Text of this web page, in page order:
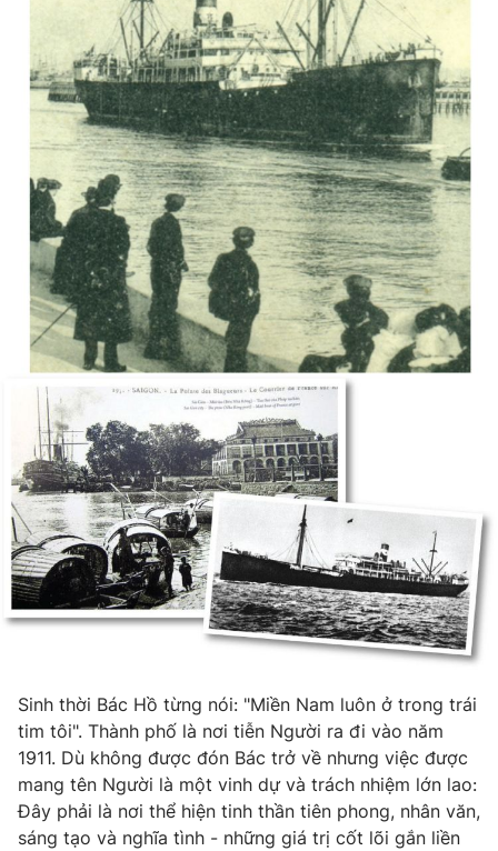
Sinh thời Bác Hồ từng nói: "Miền Nam luôn ở trong trái
tim tôi". Thành phố là nơi tiễn Người ra đi vào năm
1911. Dù không được đón Bác trở về nhưng việc được
mang tên Người là một vinh dự và trách nhiệm lớn lao:
Đây phải là nơi thể hiện tinh thần tiên phong, nhân văn,
sáng tạo và nghĩa tình - những giá trị cốt lõi gắn liền